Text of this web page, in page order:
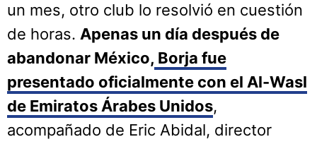
un mes, otro club lo resolvió en cuestión
de horas. Apenas un día después de
abandonar México, Borja fue
presentado oficialmente con el Al-Wasl
de Emiratos Árabes Unidos,
acompañado de Eric Abidal, director